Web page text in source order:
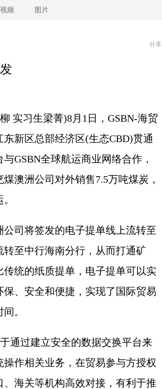
视频 图片
分享
习生梁菁)8月1日，GSBN-海贸
新区总部经济区(生态CBD)贯通
GSBN全球航运商业网络合作，
澳洲公司对外销售7.5万吨煤炭，
司将签发的电子提单线上流转至
至中行海南分行，从而打通矿
统的纸质提单，电子提单可以实
、安全和便捷，实现了国际贸易
。
过建立安全的数据交换平台来
作相关业务，在贸易参与方授权
海关等机构高效对接，有利于推